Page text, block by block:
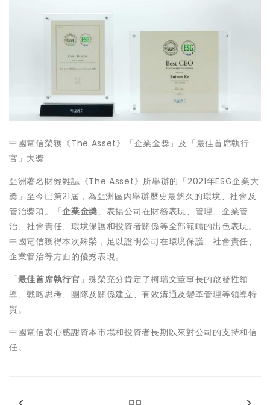
中國電信榮獲《The Asset》「企業金獎」及「最佳首席執行
官」大獎
亞洲著名財經雜誌《The Asset》所舉辦的「2021年ESG企業大
奬」至今已第21屆，為亞洲區內舉辦歷史最悠久的環境、社會及
管治獎項。「企業金奬」表揚公司在財務表現、管理、企業管
治、社會責任、環境保護和投資者關係等全部範疇的出色表現。
中國電信獲得本次殊榮，足以證明公司在環境保護、社會責任、
企業管治等方面的優秀表現。
「最佳首席執行官」殊榮充分肯定了柯瑞文董事長的啟發性領
導、戰略思考、團隊及關係建立、有效溝通及變革管理等領導特
質。
中國電信衷心感謝資本市場和投資者長期以來對公司的支持和信
任。